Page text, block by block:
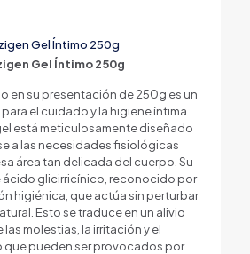
Gel Íntimo 250g
Gel Íntimo 250g
en su presentación de 250g es un
el cuidado y la higiene íntima
está meticulosamente diseñado
a las necesidades fisiológicas
área tan delicada del cuerpo. Su
glicirricínico, reconocido por
higiénica, que actúa sin perturbar
Esto se traduce en un alivio
molestias, la irritación y el
que pueden ser provocados por